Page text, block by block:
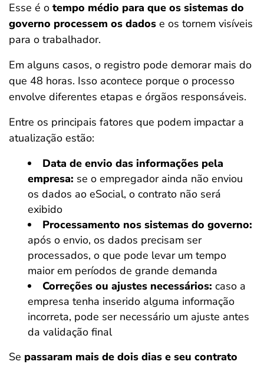
Esse é o tempo médio para que os sistemas do
governo processem os dados e os tornem visíveis
para o trabalhador.
Em alguns casos, o registro pode demorar mais do
que 48 horas. Isso acontece porque o processo
envolve diferentes etapas e órgãos responsáveis.
Entre os principais fatores que podem impactar a
atualização estão:
Data de envio das informações pela
empresa: se o empregador ainda não enviou
os dados ao eSocial, o contrato não será
exibido
Processamento nos sistemas do governo:
após o envio, os dados precisam ser
processados, o que pode levar um tempo
maior em períodos de grande demanda
Correções ou ajustes necessários: caso a
empresa tenha inserido alguma informação
incorreta, pode ser necessário um ajuste antes
da validação final
Se passaram mais de dois dias e seu contrato